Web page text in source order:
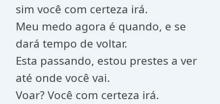
sim você com certeza irá.
Meu medo agora é quando, e se
dará tempo de voltar.
Esta passando, estou prestes a ver
até onde você vai.
Voar? Você com certeza irá.